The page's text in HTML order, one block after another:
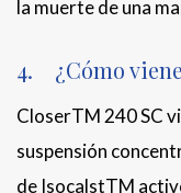
la muerte de una
4. ¿Cómo
CloserTM 240 SC
suspensión
de IsocalstTM